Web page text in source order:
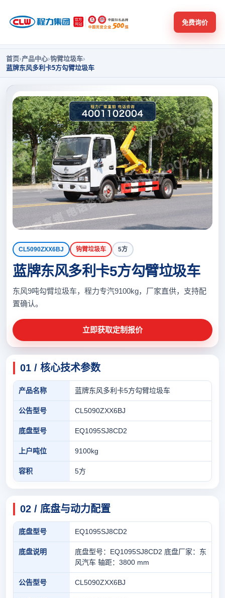
免费询价
首页›产品中心›钩臂垃圾车›
蓝牌东风多利卡5方勾臂垃圾车
CL5090ZXX6BJ 钩臂垃圾车 5方
蓝牌东风多利卡5方勾臂垃圾车
东风9吨勾臂垃圾车，程力专汽9100kg，厂家直供，支持配
置确认。
立即获取定制报价
01 / 核心技术参数
产品名称 蓝牌东风多利卡5方勾臂垃圾车
公告型号 CL5090ZXX6BJ
底盘型号 EQ1095SJ8CD2
上户吨位 9100kg
容积 5方
02 / 底盘与动力配置
底盘型号 EQ1095SJ8CD2
底盘说明
底盘型号：EQ1095SJ8CD2 底盘厂家：东
风汽车 轴距：3800 mm
公告型号 CL5090ZXX6BJ